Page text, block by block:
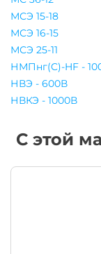
МСЭ 15-18
МСЭ 16-15
МСЭ 25-11
НМПнг(C)-HF -
НВЭ - 600В
НВКЭ - 1000В
С этой